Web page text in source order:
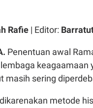
Rafie | Editor:
Penentuan awal
keagaamaan
masih sering
metode